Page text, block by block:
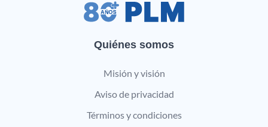
Quiénes somos
Misión y visión
Aviso de privacidad
Términos y condiciones